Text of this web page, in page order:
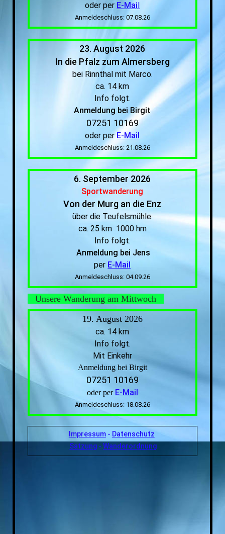
oder per E-Mail
Anmeldeschluss: 07.08.26
23. August 2026
In die Pfalz zum Almersberg
bei Rinnthal mit Marco.
ca. 14 km
Info folgt.
Anmeldung bei Birgit
07251 10169
oder perE-Mail
Anmeldeschluss: 21.08.26
6. September 2026
Sportwanderung
Von der Murg an die Enz
über die Teufelsmühle.
ca. 25 km 1000 hm
Info folgt.
Anmeldung bei Jens
per E-Mail
Anmeldeschluss: 04.09.26
Unsere Wanderung am Mittwoch
19. August 2026
ca. 14 km
Info folgt.
Mit Einkehr
Anmeldung bei Birgit
07251 10169
oder per E-Mail
Anmeldeschluss: 18.08.26
Impressum- Datenschutz
Satzung -Wanderordnung